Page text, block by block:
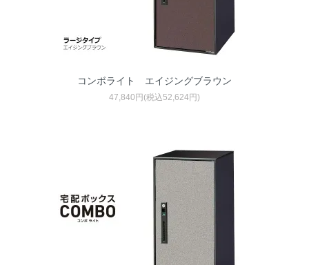
コンボライト エイジングブラウン
47,840円(税込52,624円)